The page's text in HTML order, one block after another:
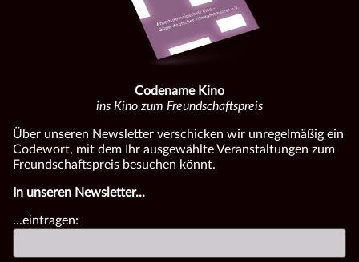
Codename Kino
ins Kino zum Freundschaftspreis
Über unseren Newsletter verschicken wir unregelmäßig ein
Codewort, mit dem Ihr ausgewählte Veranstaltungen zum
Freundschaftspreis besuchen könnt.
In unseren Newsletter...
...eintragen: